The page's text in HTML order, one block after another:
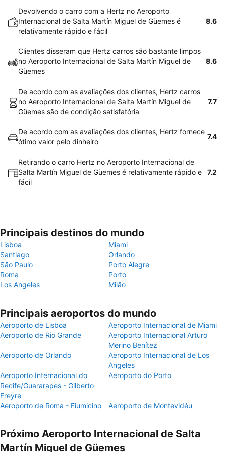
Devolvendo o carro com a Hertz no Aeroporto
Internacional de Salta Martín Miguel de Güemes é
relativamente rápido e fácil
8.6
Clientes disseram que Hertz carros são bastante limpos
no Aeroporto Internacional de Salta Martín Miguel de
Güemes
8.6
De acordo com as avaliações dos clientes, Hertz carros
no Aeroporto Internacional de Salta Martín Miguel de
Güemes são de condição satisfatória
7.7
De acordo com as avaliações dos clientes, Hertz fornece
ótimo valor pelo dinheiro
7.4
Retirando o carro Hertz no Aeroporto Internacional de
Salta Martín Miguel de Güemes é relativamente rápido e
fácil
7.2
Principais destinos do mundo
Lisboa
Miami
Santiago
Orlando
São Paulo
Porto Alegre
Roma
Porto
Los Angeles
Milão
Principais aeroportos do mundo
Aeroporto de Lisboa
Aeroporto Internacional de Miami
Aeroporto de Rio Grande
Aeroporto Internacional Arturo
Merino Benítez
Aeroporto de Orlando
Aeroporto Internacional de Los
Angeles
Aeroporto Internacional do
Recife/Guararapes - Gilberto
Freyre
Aeroporto do Porto
Aeroporto de Roma - Fiumicino Aeroporto de Montevidéu
Próximo Aeroporto Internacional de Salta
Martín Miguel de Güemes